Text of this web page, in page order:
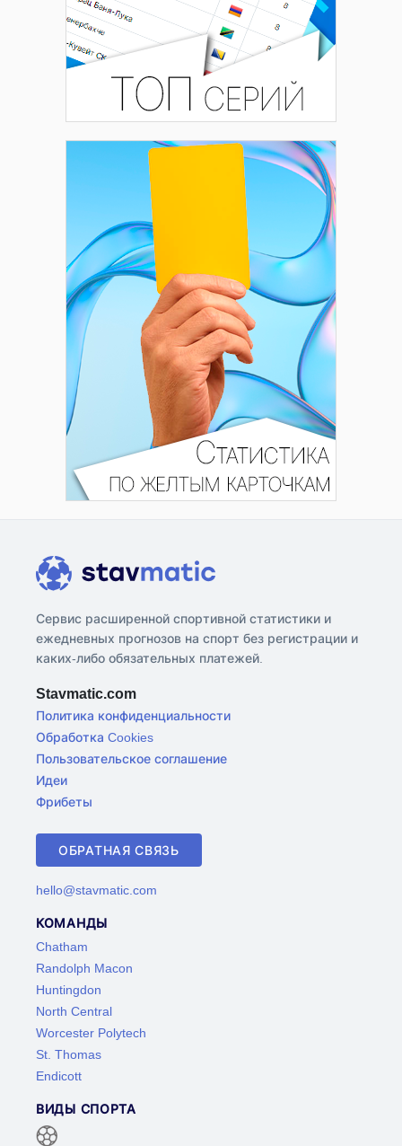
Сервис расширенной спортивной статистики и
ежедневных прогнозов на спорт без регистрации и
каких-либо обязательных платежей.
Stavmatic.com
Политика конфиденциальности
Обработка Cookies
Пользовательское соглашение
Идеи
Фрибеты
ОБРАТНАЯ СВЯЗЬ
hello@stavmatic.com
КОМАНДЫ
Chatham
Randolph Macon
Huntingdon
North Central
Worcester Polytech
St. Thomas
Endicott
ВИДЫ СПОРТА